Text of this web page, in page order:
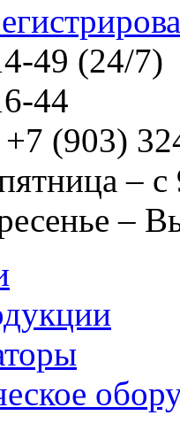
49 (24/7)
44
(903)
–
–